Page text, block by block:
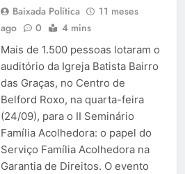
Baixada Política
11 meses
ago
0 4 mins
Mais de 1.500 pessoas lotaram o
auditório da Igreja Batista Bairro
das Graças, no Centro de
Belford Roxo, na quarta-feira
(24/09), para o II Seminário
Família Acolhedora: o papel do
Serviço Família Acolhedora na
Garantia de Direitos. O evento